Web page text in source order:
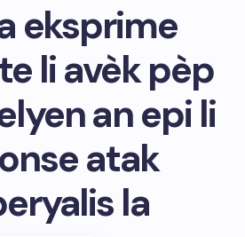
eksprime
li avèk pèp
an epi li
atak
la